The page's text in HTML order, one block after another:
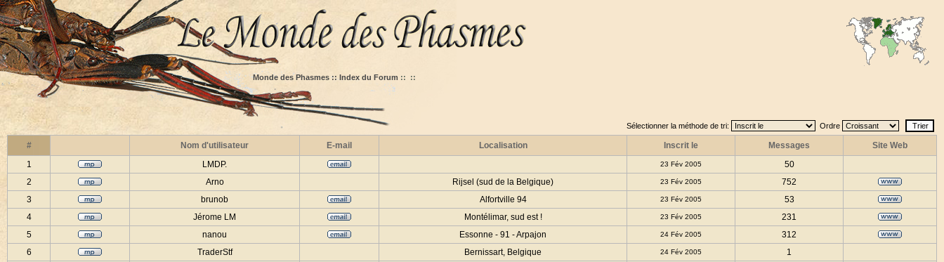
Monde des Phasmes :: Index du Forum :: ::
Sélectionner la méthode de tri: Ordre
# Nom d'utilisateur E-mail Localisation Inscrit le Messages
Site Web
1
LMDP. 23 Fév 2005
50
2
Arno Rijsel (sud de la Belgique) 23 Fév 2005
752
3
brunob Alfortville 94 23 Fév 2005
53
4
Jérome LM Montélimar, sud est ! 23 Fév 2005
231
5
nanou Essonne - 91 - Arpajon 24 Fév 2005
312
6
TraderStf Bernissart, Belgique 24 Fév 2005
1